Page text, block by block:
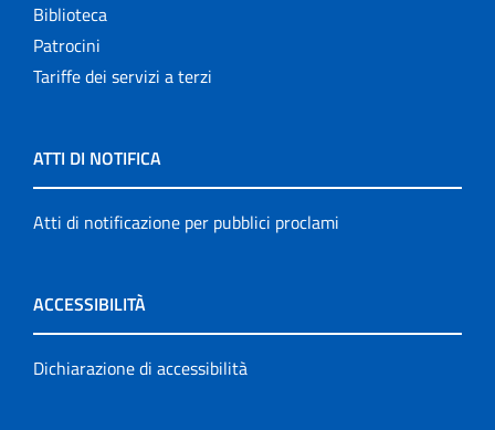
Biblioteca
Patrocini
Tariffe dei servizi a terzi
ATTI DI NOTIFICA
Atti di notificazione per pubblici proclami
ACCESSIBILITÀ
Dichiarazione di accessibilità